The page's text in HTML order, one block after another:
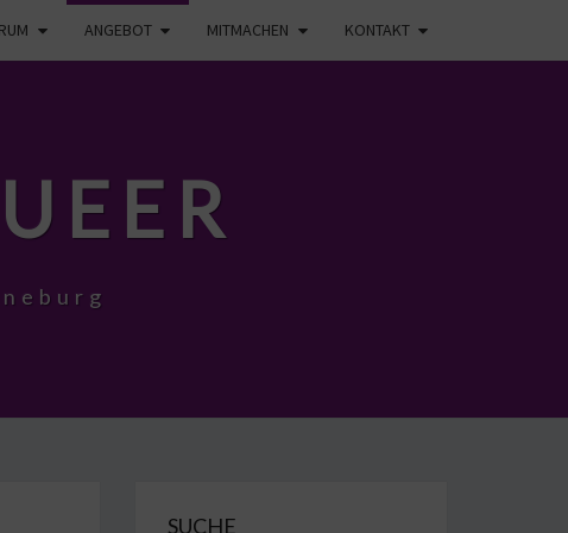
ANGEBOT MITMACHEN KONTAKT
SUCHE